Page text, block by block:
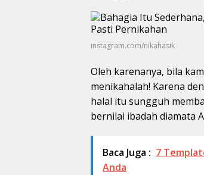
instagram.com/nikahasik
Oleh karenanya, bila
menikahalah! Karena
halal itu sungguh
bernilai ibadah diamata
Baca Juga : 7
Anda